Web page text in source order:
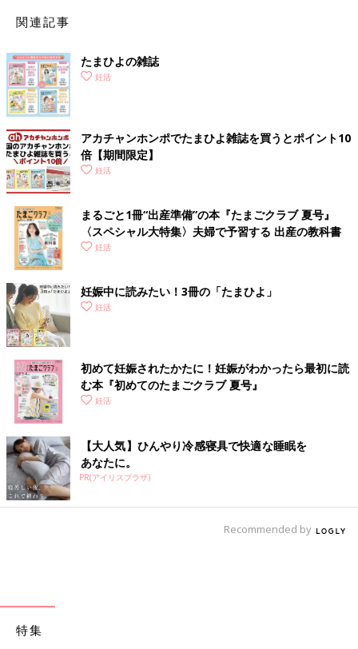
精子は2つの精巣の中で、細胞分裂によってつくられます。
女性の卵子と大きく異なるのは、精巣は毎日稼働していて、日々
着々と精子がつくられること。精子の寿命は体外に出されてから
約3日間といわれています。
精子も老化するって本当？
精子力低下の分岐点と減少率
関連記事
たまひよの雑誌
妊活
アカチャンホンポでたまひよ雑誌を買うとポイント10
倍【期間限定】
妊活
まるごと1冊“出産準備”の本『たまごクラブ 夏号』
〈スペシャル大特集〉夫婦で予習する 出産の教科書
妊活
妊娠中に読みたい！3冊の「たまひよ」
妊活
初めて妊娠されたかたに！妊娠がわかったら最初に読
む本『初めてのたまごクラブ 夏号』
妊活
【大人気】ひんやり冷感寝具で快適な睡眠を
あなたに。
PR(アイリスプラザ)
Recommended by
特集